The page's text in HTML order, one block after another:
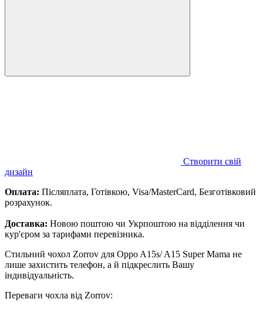
Створити свій
дизайн
Оплата: Післяплата, Готівкою, Visa/MasterCard, Безготівковий
розрахунок.
Доставка: Новою поштою чи Укрпоштою на відділення чи
кур'єром за тарифами перевізника.
Стильний чохол Zorrov для Oppo A15s/ A15 Super Mama не
лише захистить телефон, а й підкреслить Вашу
індивідуальність.
Переваги чохла від Zorrov: